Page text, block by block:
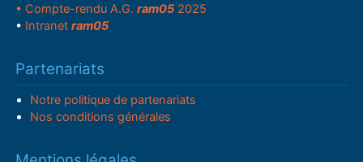
• Compte-rendu A.G.ram05 2025
• Intranetram05
Partenariats
Notre politique de partenariats
Nos conditions générales